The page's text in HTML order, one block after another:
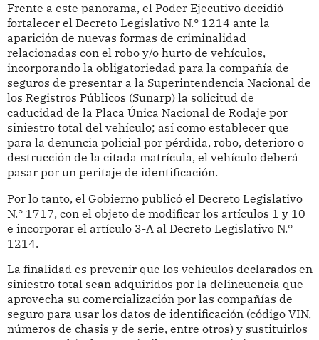
Frente a este panorama, el Poder Ejecutivo decidió
fortalecer el Decreto Legislativo N.° 1214 ante la
aparición de nuevas formas de criminalidad
relacionadas con el robo y/o hurto de vehículos,
incorporando la obligatoriedad para la compañía de
seguros de presentar a la Superintendencia Nacional de
los Registros Públicos (Sunarp) la solicitud de
caducidad de la Placa Única Nacional de Rodaje por
siniestro total del vehículo; así como establecer que
para la denuncia policial por pérdida, robo, deterioro o
destrucción de la citada matrícula, el vehículo deberá
pasar por un peritaje de identificación.
Por lo tanto, el Gobierno publicó el Decreto Legislativo
N.° 1717, con el objeto de modificar los artículos 1 y 10
e incorporar el artículo 3-A al Decreto Legislativo N.°
1214.
La finalidad es prevenir que los vehículos declarados en
siniestro total sean adquiridos por la delincuencia que
aprovecha su comercialización por las compañías de
seguro para usar los datos de identificación (código VIN,
números de chasis y de serie, entre otros) y sustituirlos